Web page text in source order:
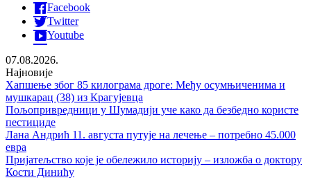
Facebook
Twitter
Youtube
07.08.2026.
Најновије
Хапшење због 85 килограма дроге: Међу осумњиченима и
мушкарац (38) из Крагујевца
Пољопривредници у Шумадији уче како да безбедно користе
пестициде
Лана Андрић 11. августа путује на лечење – потребно 45.000
евра
Пријатељство које је обележило историју – изложба о доктору
Кости Динићу